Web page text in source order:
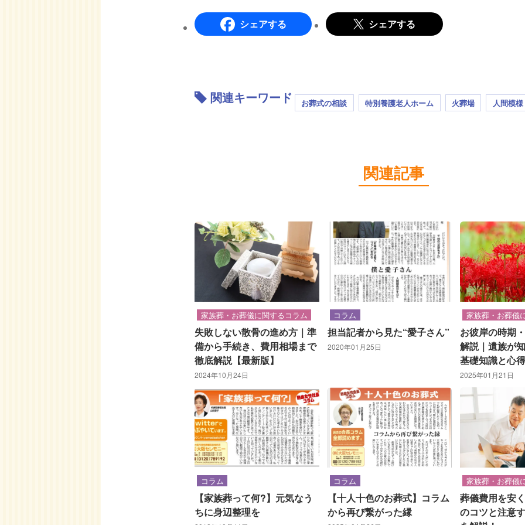
シェアする シェアする
関連キーワード お葬式の相談 特別養護老人ホーム 火葬場 人間模様
関連記事
家族葬・お葬儀に関するコラム
失敗しない散骨の進め方｜準
備から手続き、費用相場まで
徹底解説【最新版】
2024年10月24日
コラム
担当記者から見た“愛子さん”
2020年01月25日
家族葬・お葬儀
お彼岸の時期
解説｜遺族が
基礎知識と心
2025年01月21日
コラム
【家族葬って何?】元気なう
ちに身辺整理を
コラム
【十人十色のお葬式】コラム
から再び繋がった縁
家族葬・お葬儀
葬儀費用を安
のコツと注意